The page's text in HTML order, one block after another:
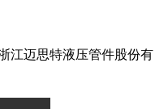
江迈思特液压管件股份有